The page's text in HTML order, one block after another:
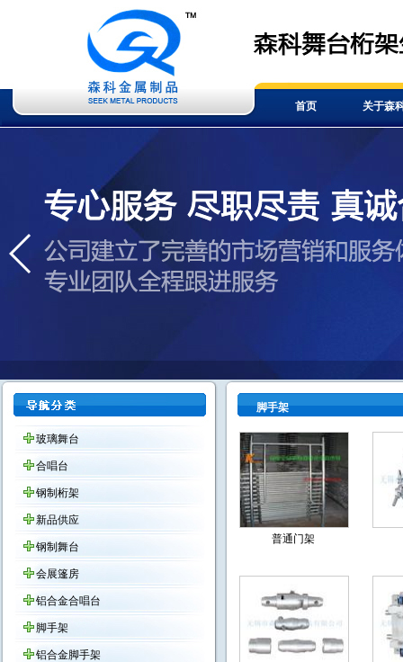
首页 关于森
玻璃舞台
合唱台
钢制桁架
新品供应
钢制舞台
会展篷房
铝合金合唱台
脚手架
铝合金脚手架
脚手架
普通门架